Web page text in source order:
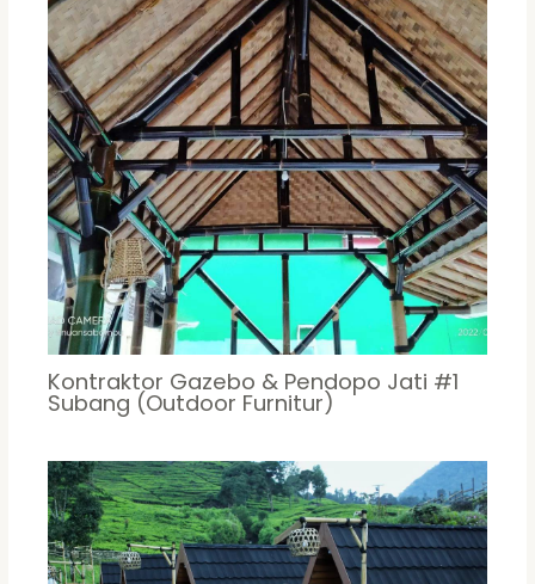
Kontraktor Gazebo & Pendopo Jati #1
Subang (Outdoor Furnitur)